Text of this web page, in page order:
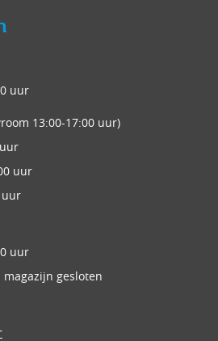
uur
13:00-17:00 uur)
uur
uur
uur
magazijn gesloten